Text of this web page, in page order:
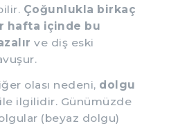
Çoğunlukla birkaç
hafta içinde bu
ve diş eski
olası nedeni, dolgu
ile ilgilidir. Günümüzde
(beyaz dolgu)